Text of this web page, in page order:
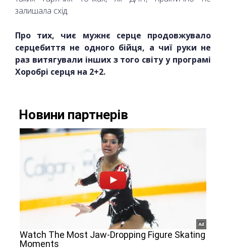
залишала схід.
Про тих, чиє мужнє серце продовжувало
серцебиття не одного бійця, а чиї руки не
раз витягували інших з того світу у програмі
Хоробрі серця на 2+2.